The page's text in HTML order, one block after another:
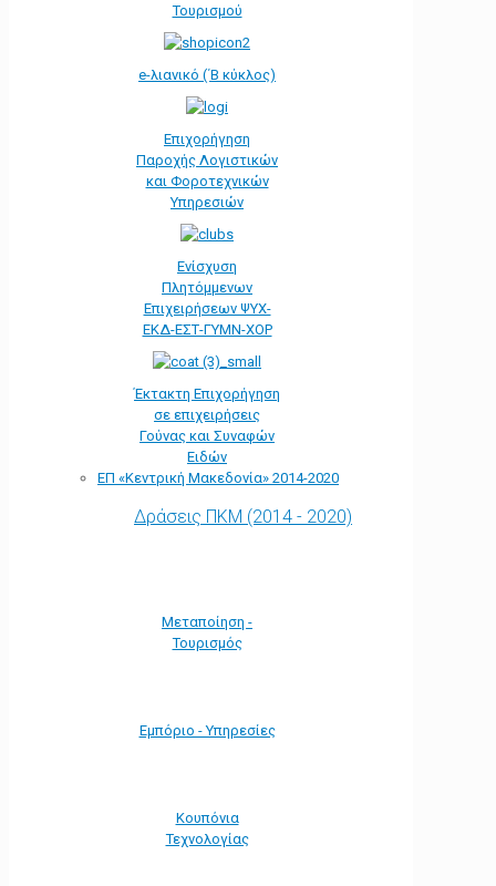
Τουρισμού
e-λιανικό (΄Β κύκλος)
Επιχορήγηση
Παροχής Λογιστικών
και Φοροτεχνικών
Υπηρεσιών
Ενίσχυση
Πλητόμμενων
Επιχειρήσεων ΨΥΧ-
ΕΚΔ-ΕΣΤ-ΓΥΜΝ-ΧΟΡ
Έκτακτη Επιχορήγηση
σε επιχειρήσεις
Γούνας και Συναφών
Ειδών
ΕΠ «Kεντρική Μακεδονία» 2014-2020
Δράσεις ΠΚΜ (2014 - 2020)
Μεταποίηση -
Τουρισμός
Εμπόριο - Υπηρεσίες
Κουπόνια
Τεχνολογίας